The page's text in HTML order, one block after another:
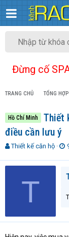
Đừng cố
TRANG CHỦ TỔNG HỢP
Hồ Chí Minh
Thiết
điều cần lưu ý
T
r
a
Thiết kế căn hộ
y
i
T